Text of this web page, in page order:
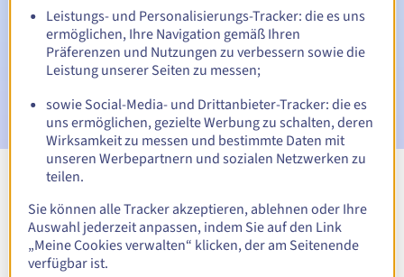
E-Mail am Ablaufdatumzur Benachrichtigung über die
Sperrung des Domainnamens
E-Mail nach Ablauf der Rückgewinnungsfrist
Benachrichtigung über die Löschung des Domainnamens
Informationen zu .gob.es
Leistungs- und Personalisierungs-Tracker: die es uns
ermöglichen, Ihre Navigation gemäß Ihren
Präferenzen und Nutzungen zu verbessern sowie die
Leistung unserer Seiten zu messen;
sowie Social-Media- und Drittanbieter-Tracker: die es
uns ermöglichen, gezielte Werbung zu schalten, deren
Wirksamkeit zu messen und bestimmte Daten mit
unseren Werbepartnern und sozialen Netzwerken zu
teilen.
Sie können alle Tracker akzeptieren, ablehnen oder Ihre
Auswahl jederzeit anpassen, indem Sie auf den Link
„Meine Cookies verwalten“ klicken, der am Seitenende
verfügbar ist.